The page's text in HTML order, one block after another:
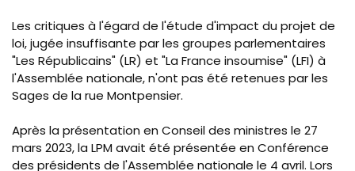
Les critiques à l'égard de l'étude d'impact du projet de
loi, jugée insuffisante par les groupes parlementaires
"Les Républicains" (LR) et "La France insoumise" (LFI) à
l'Assemblée nationale, n'ont pas été retenues par les
Sages de la rue Montpensier.
Après la présentation en Conseil des ministres le 27
mars 2023, la LPM avait été présentée en Conférence
des présidents de l'Assemblée nationale le 4 avril. Lors